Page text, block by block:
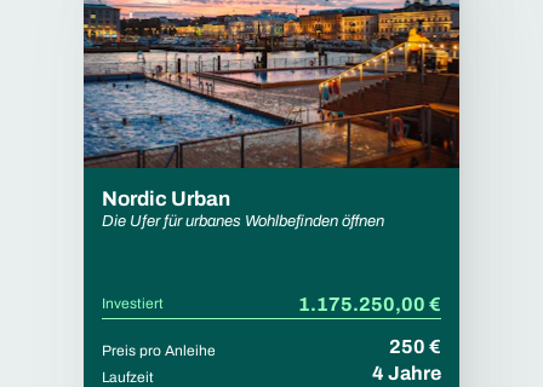
Nordic Urban
Die Ufer für urbanes Wohlbefinden öffnen
Investiert 1.175.250,00 €
Preis pro Anleihe 250 €
Laufzeit 4 Jahre